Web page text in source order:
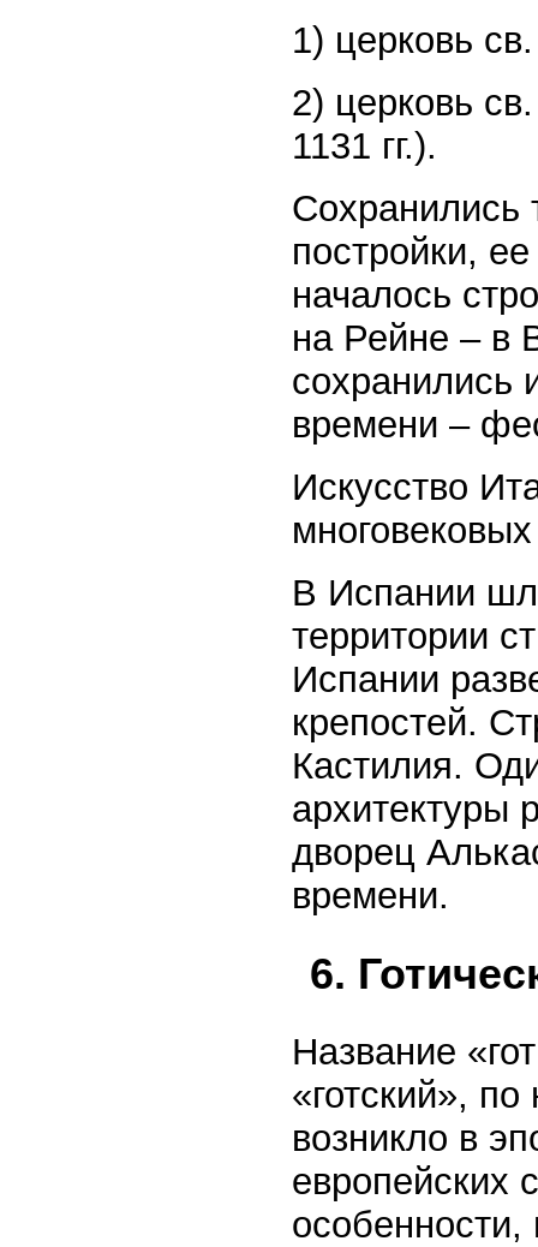
1) церковь
2) церковь
1131 гг.).
Сохранились
постройки,
началось
на Рейне – в
сохранились
времени –
Искусство
В Испании
территории
Испании
крепостей.
Кастилия.
архитектуры
дворец
времени.
6.
Название
«готский»,
возникло в
европейских
особенности,